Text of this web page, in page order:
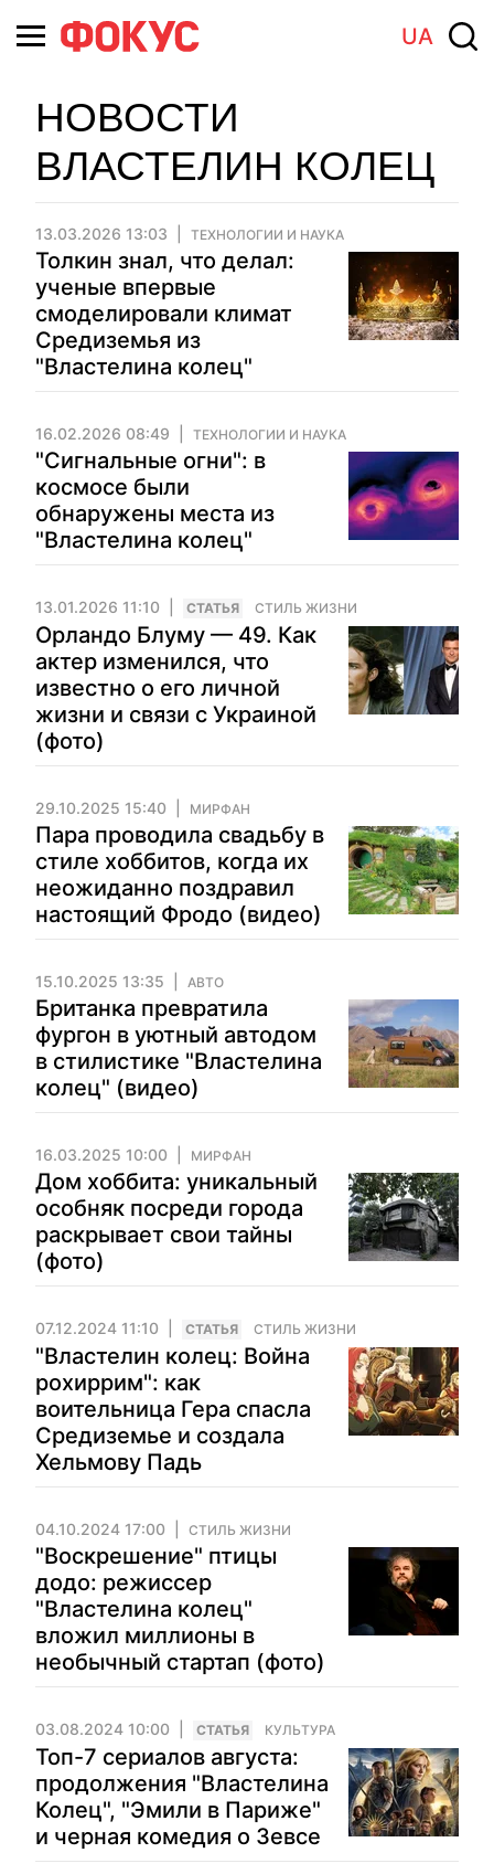
UA
НОВОСТИ
ВЛАСТЕЛИН КОЛЕЦ
13.03.2026 13:03 ТЕХНОЛОГИИ И НАУКА
Толкин знал, что делал:
ученые впервые
смоделировали климат
Средиземья из
"Властелина колец"
16.02.2026 08:49 ТЕХНОЛОГИИ И НАУКА
"Сигнальные огни": в
космосе были
обнаружены места из
"Властелина колец"
13.01.2026 11:10 CТАТЬЯ СТИЛЬ ЖИЗНИ
Орландо Блуму — 49. Как
актер изменился, что
известно о его личной
жизни и связи с Украиной
(фото)
29.10.2025 15:40 МИРФАН
Пара проводила свадьбу в
стиле хоббитов, когда их
неожиданно поздравил
настоящий Фродо (видео)
15.10.2025 13:35 АВТО
Британка превратила
фургон в уютный автодом
в стилистике "Властелина
колец" (видео)
16.03.2025 10:00 МИРФАН
Дом хоббита: уникальный
особняк посреди города
раскрывает свои тайны
(фото)
07.12.2024 11:10 CТАТЬЯ СТИЛЬ ЖИЗНИ
"Властелин колец: Война
рохиррим": как
воительница Гера спасла
Средиземье и создала
Хельмову Падь
04.10.2024 17:00 СТИЛЬ ЖИЗНИ
"Воскрешение" птицы
додо: режиссер
"Властелина колец"
вложил миллионы в
необычный стартап (фото)
03.08.2024 10:00 CТАТЬЯ КУЛЬТУРА
Топ-7 сериалов августа:
продолжения "Властелина
Колец", "Эмили в Париже"
и черная комедия о Зевсе